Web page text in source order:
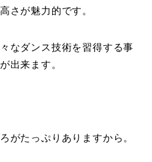
さが魅力的です。
なダンス技術を習得する事
出来ます。
がたっぷりありますから。